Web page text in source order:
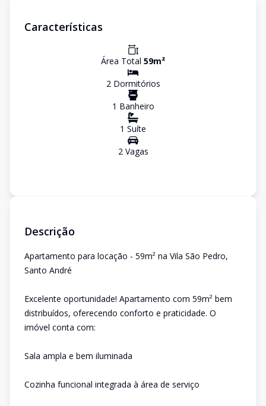
Características
Área Total 59m²
2Dormitórios
1 Banheiro
1 Suíte
2Vagas
Descrição
Apartamento para locação - 59m² na Vila São Pedro,
Santo André
Excelente oportunidade! Apartamento com 59m² bem
distribuídos, oferecendo conforto e praticidade. O
imóvel conta com:
Sala ampla e bem iluminada
Cozinha funcional integrada à área de serviço